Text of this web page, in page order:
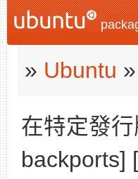
» Ubuntu »
在特定發
backports] [